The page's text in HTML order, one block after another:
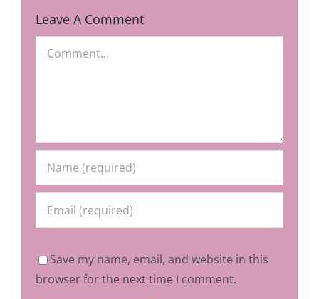
Leave A Comment
Comment
Save my name, email, and website in this
browser for the next time I comment.